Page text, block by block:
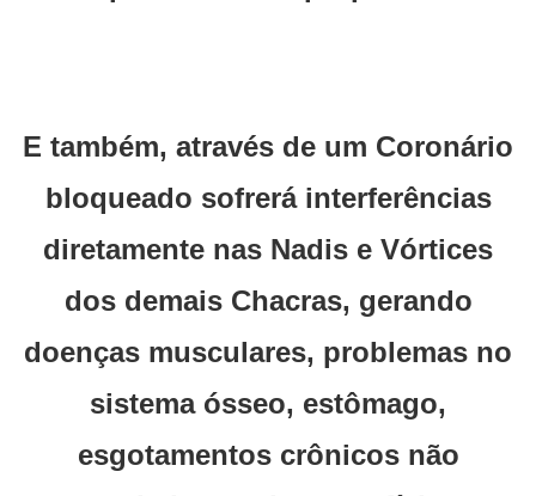
E também, através de um Coronário
bloqueado sofrerá interferências
diretamente nas Nadis e Vórtices
dos demais Chacras, gerando
doenças musculares, problemas no
sistema ósseo, estômago,
esgotamentos crônicos não